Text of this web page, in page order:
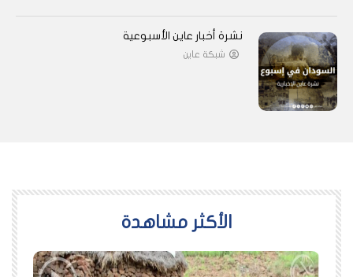
نشرة أخبار عاين الأسبوعية
شبكة عاين
اﻷكثر مشاهدة